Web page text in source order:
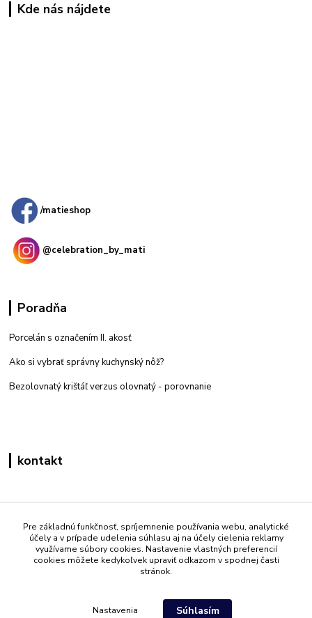
Kde nás nájdete
/matieshop
@celebration_by_mati
Poradňa
Porcelán s označením II. akosť
Ako si vybrať správny kuchynský nôž?
Bezolovnatý krištáľ verzus olovnatý - porovnanie
kontakt
+421 908 861 051
(Po - Pia 7:30-15:30)
info@mati.sk
Pre základnú funkčnosť, spríjemnenie používania webu, analytické
účely a v prípade udelenia súhlasu aj na účely cielenia reklamy
využívame súbory cookies. Nastavenie vlastných preferencií
cookies môžete kedykoľvek upraviť odkazom v spodnej časti
stránok.
Nastavenia Súhlasím